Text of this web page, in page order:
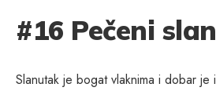
#16 Pečeni
Slanutak je bogat vlaknima i dobar